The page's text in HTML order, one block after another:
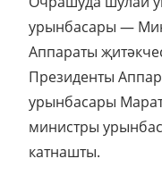
урынбасары —
Аппараты
Президенты
урынбасары
министры
катнашты.